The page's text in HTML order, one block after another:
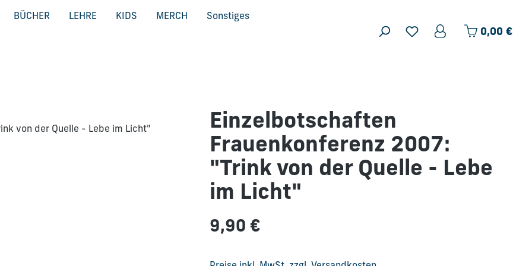
BÜCHER LEHRE KIDS MERCH Sonstiges
0,00 €
Einzelbotschaften
Frauenkonferenz 2007:
"Trink von der Quelle - Lebe
im Licht"
Regulärer Preis:
9,90 €